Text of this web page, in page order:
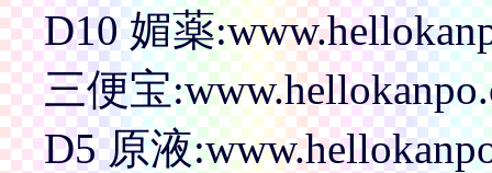
D10 媚薬
三便宝
D5 原液